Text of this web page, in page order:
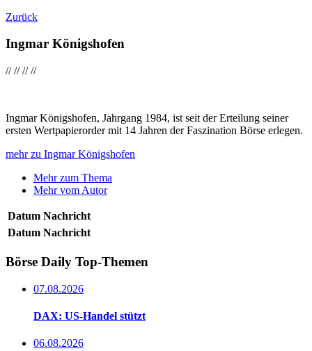
Zurück
Ingmar Königshofen
////////
Ingmar Königshofen, Jahrgang 1984, ist seit der Erteilung seiner
ersten Wertpapierorder mit 14 Jahren der Faszination Börse erlegen.
mehr zu Ingmar Königshofen
Mehr zum Thema
Mehr vom Autor
Datum Nachricht
Datum Nachricht
Börse Daily Top-Themen
07.08.2026
DAX: US-Handel stützt
06.08.2026